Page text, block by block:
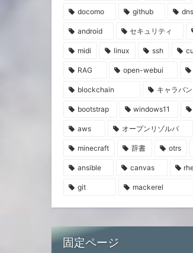
docomo github dns
android セキュリティ
midi linux ssh
RAG open-webui
blockchain キャラバ
bootstrap windows11
aws オープンリゾルバ
minecraft 辞書 otrs
ansible canvas
git mackerel
固定ページ